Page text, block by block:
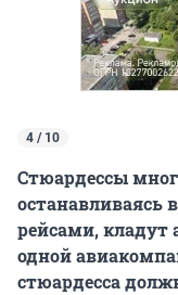
4 / 10
Стюардессы
останавливаясь
рейсами, кладут
одной
стюардесса